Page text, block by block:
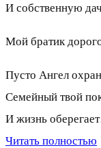
И собственную
Мой братик
Пусто Ангел
Семейный твой
И жизнь
Читать полностью